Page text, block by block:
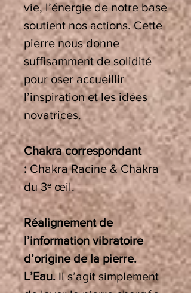
vie, l’énergie de notre base
soutient nos actions. Cette
pierre nous donne
suffisamment de solidité
pour oser accueillir
l’inspiration et les idées
novatrices.
Chakra correspondant
:Chakra Racine & Chakra
du 3ᵉ œil.
Réalignement de
l’information vibratoire
d’origine de la pierre.
L’Eau.Il s’agit simplement